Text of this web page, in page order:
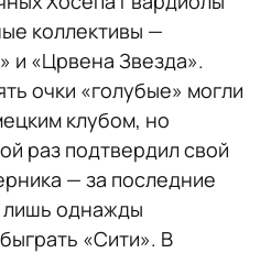
коллективы —
и «Црвена Звезда».
очки «голубые» могли
клубом, но
раз подтвердил свой
— за последние
лишь однажды
«Сити». В